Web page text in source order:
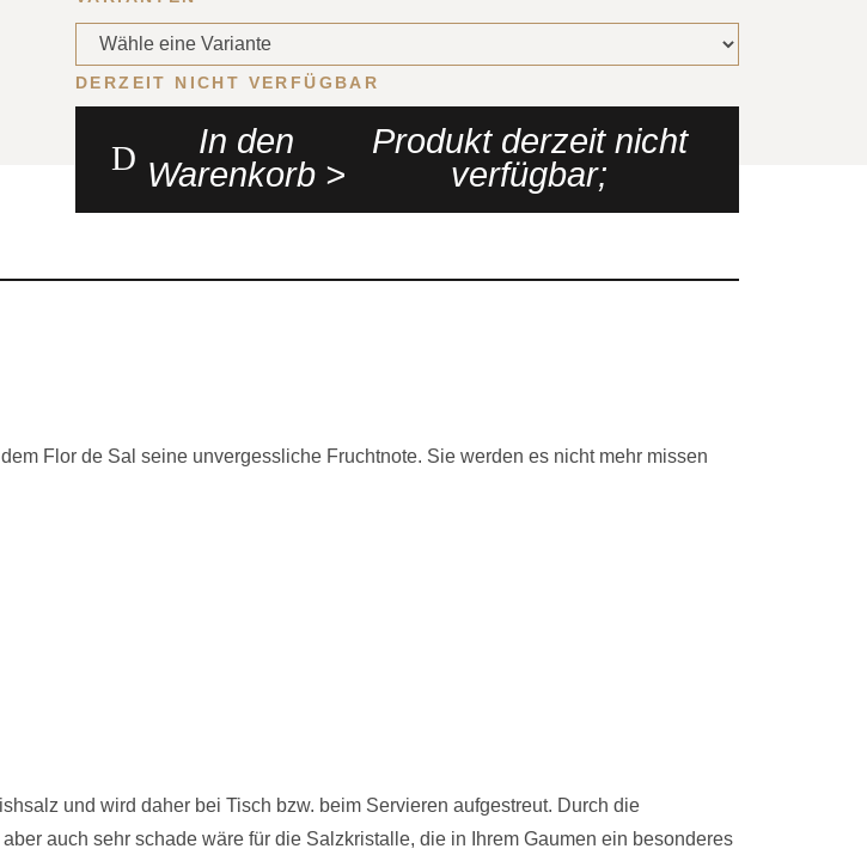
DERZEIT NICHT VERFÜGBAR
In den
Warenkorb >
Produkt derzeit nicht
verfügbar;
Flor de Sal seine unvergessliche Fruchtnote. Sie werden es nicht mehr missen
und wird daher bei Tisch bzw. beim Servieren aufgestreut. Durch die
auch sehr schade wäre für die Salzkristalle, die in Ihrem Gaumen ein besonderes